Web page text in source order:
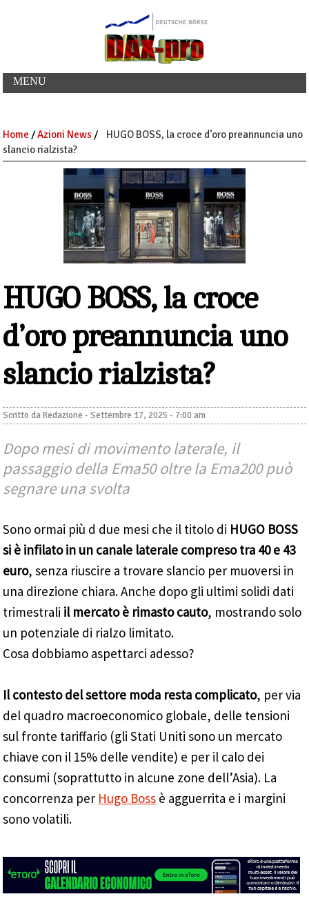
MENU
Home /Azioni News /
HUGO BOSS, la croce d’oro preannuncia uno
slancio rialzista?
HUGO BOSS, la croce
d’oro preannuncia uno
slancio rialzista?
Scritto daRedazione -Settembre 17, 2025 - 7:00 am
Dopo mesi di movimento laterale, il
passaggio della Ema50 oltre la Ema200 può
segnare una svolta
Sono ormai più d due mesi che il titolo di HUGO BOSS
si è infilato in un canale laterale compreso tra 40 e 43
euro, senza riuscire a trovare slancio per muoversi in
una direzione chiara. Anche dopo gli ultimi solidi dati
trimestrali il mercato è rimasto cauto, mostrando solo
un potenziale di rialzo limitato.
Cosa dobbiamo aspettarci adesso?
Il contesto del settore moda resta complicato, per via
del quadro macroeconomico globale, delle tensioni
sul fronte tariffario (gli Stati Uniti sono un mercato
chiave con il 15% delle vendite) e per il calo dei
consumi (soprattutto in alcune zone dell’Asia). La
concorrenza per Hugo Boss è agguerrita e i margini
sono volatili.